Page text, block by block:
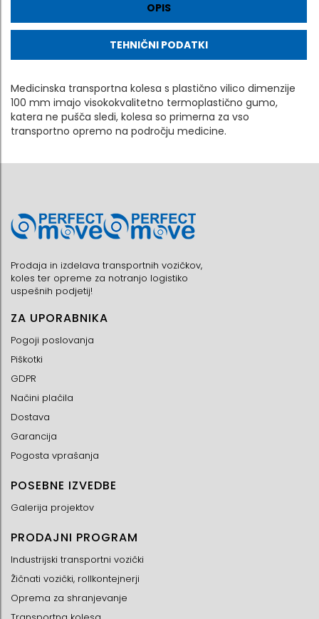
OPIS
TEHNIČNI PODATKI
Medicinska transportna kolesa s plastično vilico dimenzije
100 mm imajo visokokvalitetno termoplastično gumo,
katera ne pušča sledi, kolesa so primerna za vso
transportno opremo na področju medicine.
Prodaja in izdelava transportnih vozičkov,
koles ter opreme za notranjo logistiko
uspešnih podjetij!
ZA UPORABNIKA
Pogoji poslovanja
Piškotki
GDPR
Načini plačila
Dostava
Garancija
Pogosta vprašanja
POSEBNE IZVEDBE
Galerija projektov
PRODAJNI PROGRAM
Industrijski transportni vozički
Žičnati vozički, rollkontejnerji
Oprema za shranjevanje